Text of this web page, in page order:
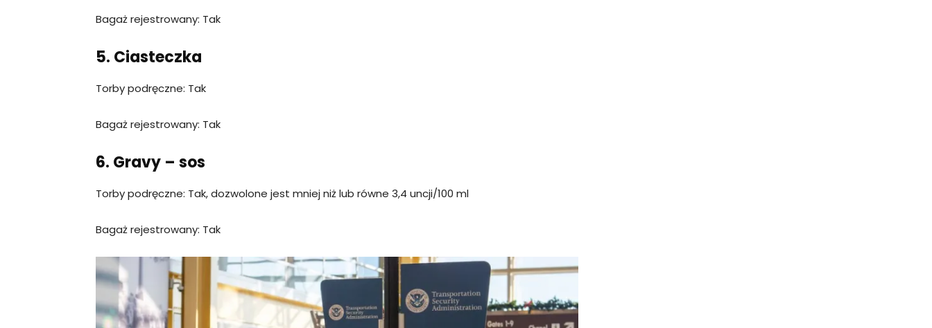
Bagaż rejestrowany: Tak
5. Ciasteczka
Torby podręczne: Tak
Bagaż rejestrowany: Tak
6. Gravy – sos
Torby podręczne: Tak, dozwolone jest mniej niż lub równe 3,4 uncji/100 ml
Bagaż rejestrowany: Tak